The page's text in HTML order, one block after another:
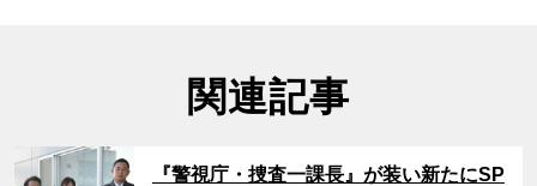
関連記事
『警視庁・捜査一課長』が装い新たにSP